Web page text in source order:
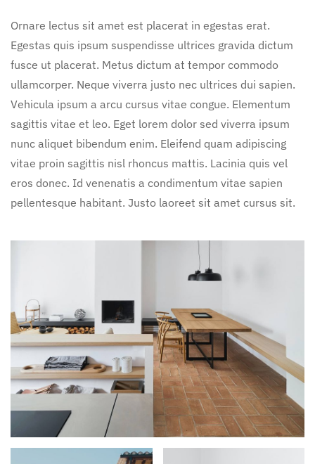
Ornare lectus sit amet est placerat in egestas erat.
Egestas quis ipsum suspendisse ultrices gravida dictum
fusce ut placerat. Metus dictum at tempor commodo
ullamcorper. Neque viverra justo nec ultrices dui sapien.
Vehicula ipsum a arcu cursus vitae congue. Elementum
sagittis vitae et leo. Eget lorem dolor sed viverra ipsum
nunc aliquet bibendum enim. Eleifend quam adipiscing
vitae proin sagittis nisl rhoncus mattis. Lacinia quis vel
eros donec. Id venenatis a condimentum vitae sapien
pellentesque habitant. Justo laoreet sit amet cursus sit.